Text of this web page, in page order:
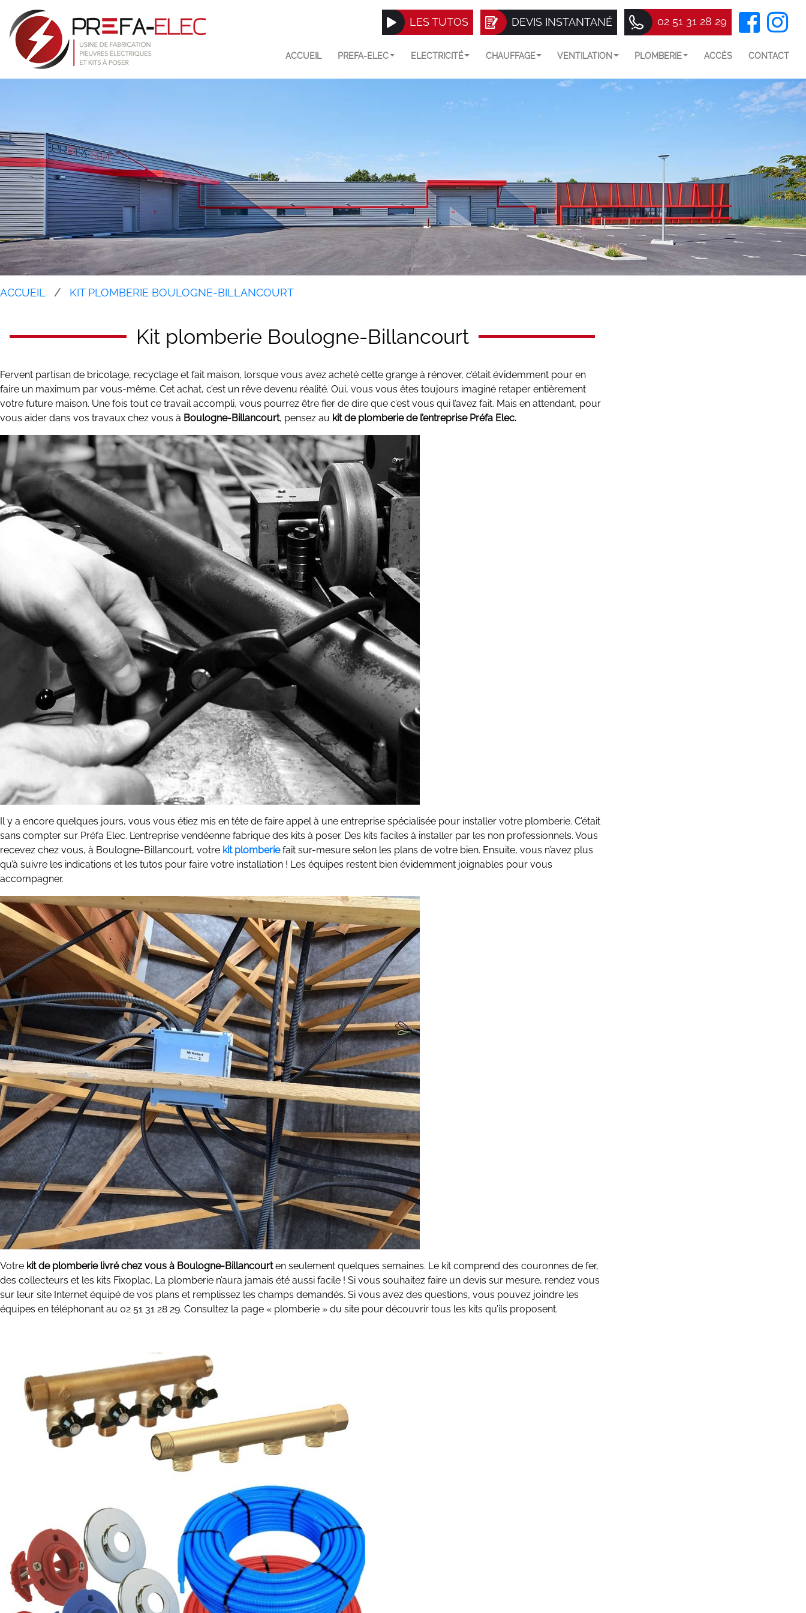
LES TUTOS DEVIS INSTANTANÉ 02 51 31 28 29
ACCUEIL PREFA-ELEC ELECTRICITÉ CHAUFFAGE VENTILATION PLOMBERIE ACCÈS CONTACT
ACCUEIL KIT PLOMBERIE BOULOGNE-BILLANCOURT
Kit plomberie Boulogne-Billancourt
Fervent partisan de bricolage, recyclage et fait maison, lorsque vous avez acheté cette grange à rénover, c’était évidemment pour en
faire un maximum par vous-même. Cet achat, c’est un rêve devenu réalité. Oui, vous vous êtes toujours imaginé retaper entièrement
votre future maison. Une fois tout ce travail accompli, vous pourrez être fier de dire que c’est vous qui l’avez fait. Mais en attendant, pour
vous aider dans vos travaux chez vous à Boulogne-Billancourt, pensez au kit de plomberie de l’entreprise Préfa Elec.
Il y a encore quelques jours, vous vous étiez mis en tête de faire appel à une entreprise spécialisée pour installer votre plomberie. C’était
sans compter sur Préfa Elec. L’entreprise vendéenne fabrique des kits à poser. Des kits faciles à installer par les non professionnels. Vous
recevez chez vous, à Boulogne-Billancourt, votre kit plomberiefait sur-mesure selon les plans de votre bien. Ensuite, vous n’avez plus
qu’à suivre les indications et les tutos pour faire votre installation ! Les équipes restent bien évidemment joignables pour vous
accompagner.
Votre kit de plomberie livré chez vous à Boulogne-Billancourten seulement quelques semaines. Le kit comprend des couronnes de fer,
des collecteurs et les kits Fixoplac. La plomberie n’aura jamais été aussi facile ! Si vous souhaitez faire un devis sur mesure, rendez vous
sur leur site Internet équipé de vos plans et remplissez les champs demandés. Si vous avez des questions, vous pouvez joindre les
équipes en téléphonant au 02 51 31 28 29. Consultez la page « plomberie » du site pour découvrir tous les kits qu’ils proposent.